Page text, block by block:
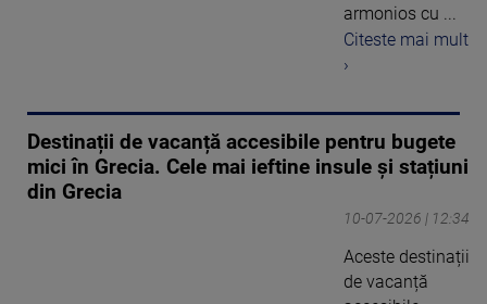
armonios cu ...
Citeste mai mult
›
Destinații de vacanță accesibile pentru bugete
mici în Grecia. Cele mai ieftine insule și stațiuni
din Grecia
10-07-2026 | 12:34
Aceste destinații
de vacanță